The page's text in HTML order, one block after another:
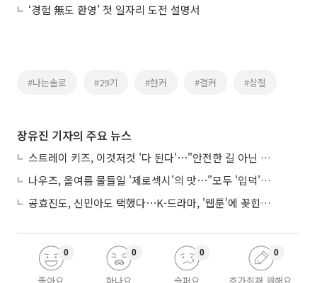
‘경험 無도 환영’ 첫 일자리 도전 설명서
#나는솔로 #29기 #현커 #결커 #상철
장유진 기자의 주요 뉴스
스트레이 키즈, 이것저것 '다 된다'⋯"안전한 길 아닌 도전이 재밌어"
나우즈, 올여름 물들일 '제로섹시'의 맛⋯"모두 '입덕'시킬 것"
공효진도, 신민아도 택했다⋯K-드라마, '웹툰'에 꽂힌 이유
0 0 0 0